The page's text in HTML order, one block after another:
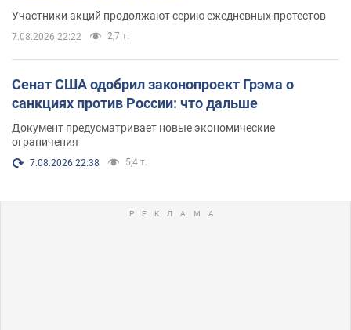
Участники акций продолжают серию ежедневных протестов
7.08.2026 22:22 2,7 т.
Сенат США одобрил законопроект Грэма о
санкциях против России: что дальше
Документ предусматривает новые экономические
ограничения
7.08.2026 22:38 5,4 т.